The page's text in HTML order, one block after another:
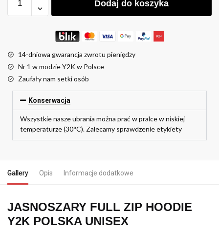
Dodaj do koszyka
14-dniowa gwarancja zwrotu pieniędzy
Nr 1 w modzie Y2K w Polsce
Zaufały nam setki osób
Konserwacja
Wszystkie nasze ubrania można prać w pralce w niskiej
temperaturze (30°C). Zalecamy sprawdzenie etykiety
Gallery Opis Informacje dodatkowe
JASNOSZARY FULL ZIP HOODIE
Y2K POLSKA UNISEX